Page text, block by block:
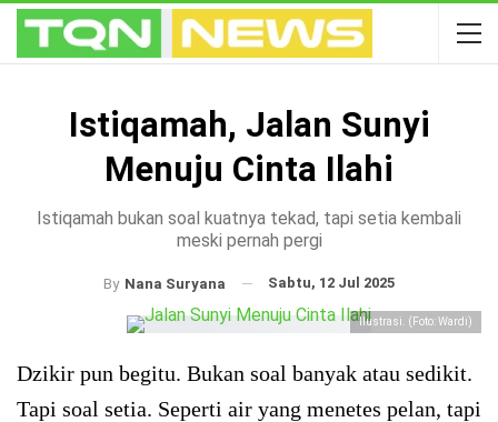
Istiqamah, Jalan Sunyi
Menuju Cinta Ilahi
Istiqamah bukan soal kuatnya tekad, tapi setia kembali
meski pernah pergi
By Nana Suryana Sabtu, 12 Jul 2025
Ilustrasi. (Foto: Wardi)
Dzikir pun begitu. Bukan soal banyak atau sedikit.
Tapi soal setia. Seperti air yang menetes pelan, tapi